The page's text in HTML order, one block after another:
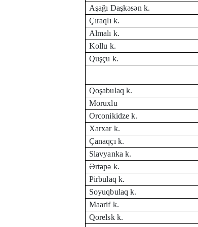
Aşağı Daşkəsən k.
Çıraqlı k.
Almalı k.
Kollu k.
Quşçu k.
Qoşabulaq k.
Moruxlu
Orconikidze k.
Xarxar k.
Çanaqçı k.
Slavyanka k.
Ərtəpə k.
Pirbulaq k.
Soyuqbulaq k.
Maarif k.
Qorelsk k.